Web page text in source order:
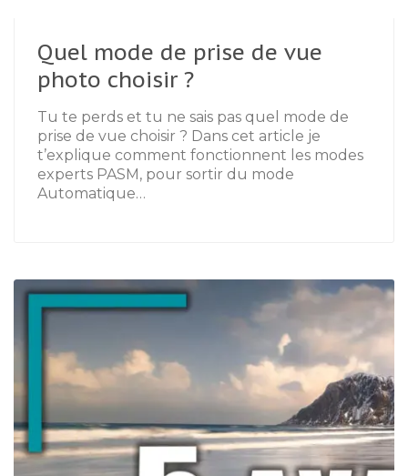
Quel mode de prise de vue
photo choisir ?
Tu te perds et tu ne sais pas quel mode de
prise de vue choisir ? Dans cet article je
t’explique comment fonctionnent les modes
experts PASM, pour sortir du mode
Automatique…